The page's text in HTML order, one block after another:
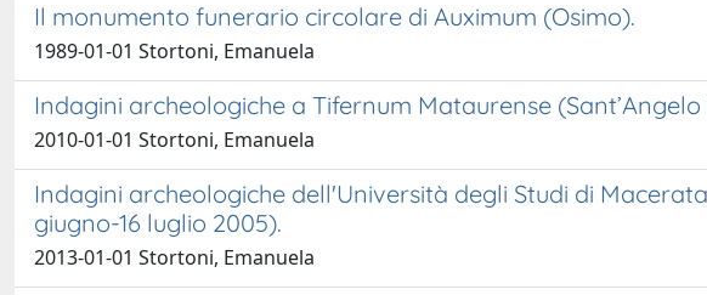
Il monumento funerario circolare di Auximum (Osimo).
1989-01-01 Stortoni, Emanuela
Indagini archeologiche a Tifernum Mataurense
2010-01-01 Stortoni, Emanuela
Indagini archeologiche dell'Università degli Studi di
giugno-16 luglio 2005).
2013-01-01 Stortoni, Emanuela